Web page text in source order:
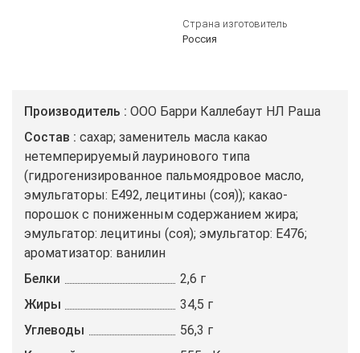
Страна изготовитель
Россия
Производитель
ООО Барри Каллебаут НЛ Раша
Состав
сахар; заменитель масла какао
нетемперируемый лауринового типа
(гидрогенизированное пальмоядровое масло,
эмульгаторы: E492, лецитины (соя)); какао-
порошок с пониженным содержанием жира;
эмульгатор: лецитины (соя); эмульгатор: E476;
ароматизатор: ванилин
Белки
2,6 г
Жиры
34,5 г
Углеводы
56,3 г